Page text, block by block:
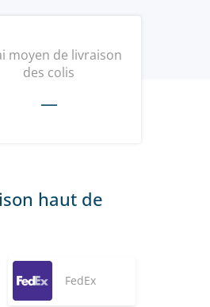
moyen de livraison
des colis
—
haut de
FedEx